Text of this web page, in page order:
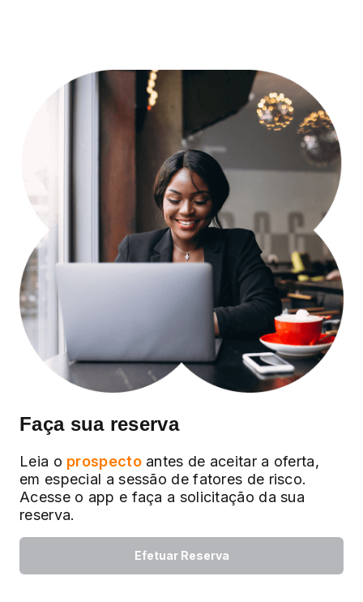
Faça sua reserva
Leia o prospecto antes de aceitar a oferta,
em especial a sessão de fatores de risco.
Acesse o app e faça a solicitação da sua
reserva.
Efetuar Reserva